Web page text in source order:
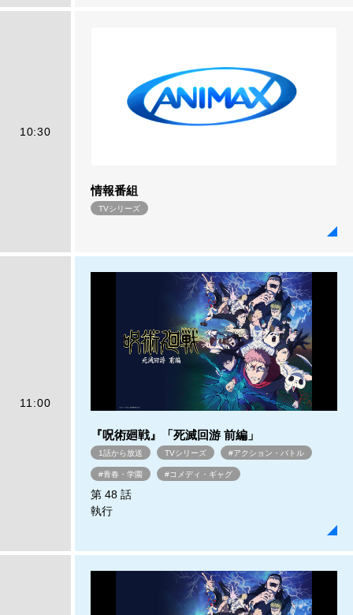
10:30
情報番組
TVシリーズ
11:00
『呪術廻戦』「死滅回游 前編」
1話から放送 TVシリーズ #アクション・バトル
#青春・学園 #コメディ・ギャグ
第 48 話
執行